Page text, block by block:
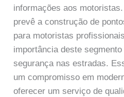
informações aos
prevê a construção de
para motoristas
importância deste
segurança nas estradas.
um compromisso em
oferecer um serviço de